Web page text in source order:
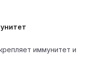
иммунитет и